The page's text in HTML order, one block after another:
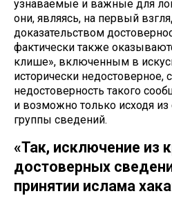
узнаваемые и важные для
они, являясь, на первый
доказательством
фактически также
клише», включенным в
исторически недостоверное,
недостоверность такого
и возможно только исходя из
группы сведений.
«Так, исключение из
достоверных
принятии ислама